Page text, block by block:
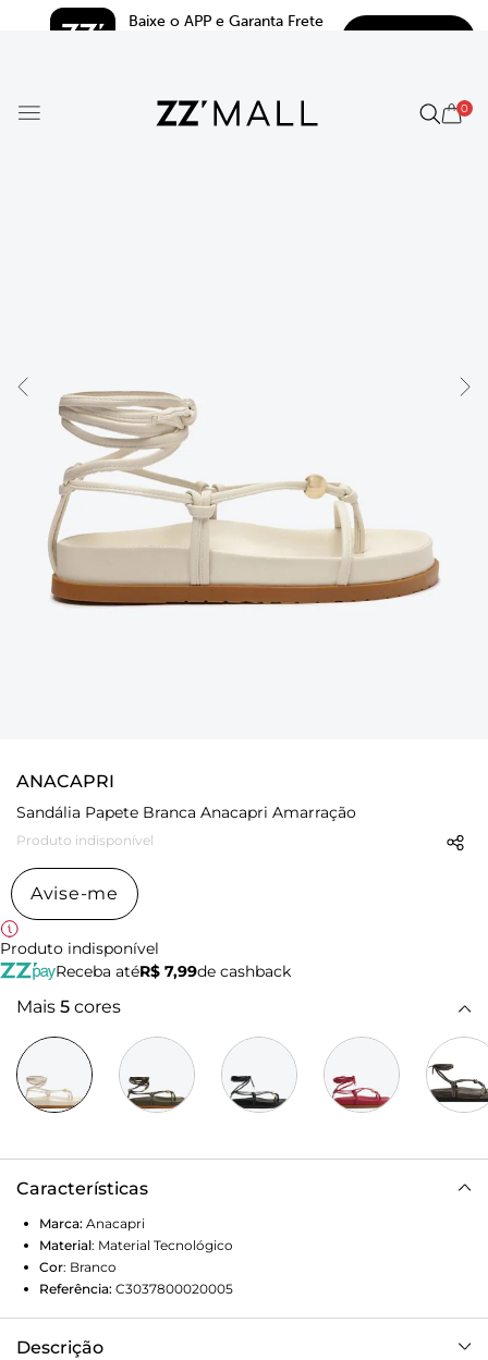
Baixe o APP e Garanta Frete
0
ANACAPRI
Sandália Papete Branca Anacapri Amarração
Produto indisponível
Avise-me
Produto indisponível
Receba atéR$ 7,99de cashback
Mais 5 cores
Características
Marca: Anacapri
Material: Material Tecnológico
Cor: Branco
Referência: C3037800020005
Descrição